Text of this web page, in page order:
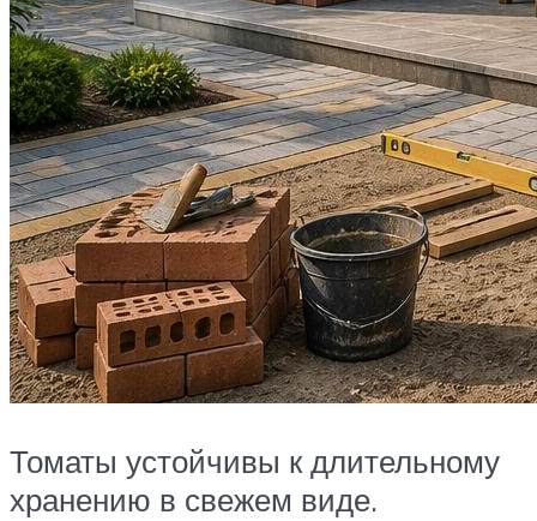
Томаты устойчивы к длительному
хранению в свежем виде.